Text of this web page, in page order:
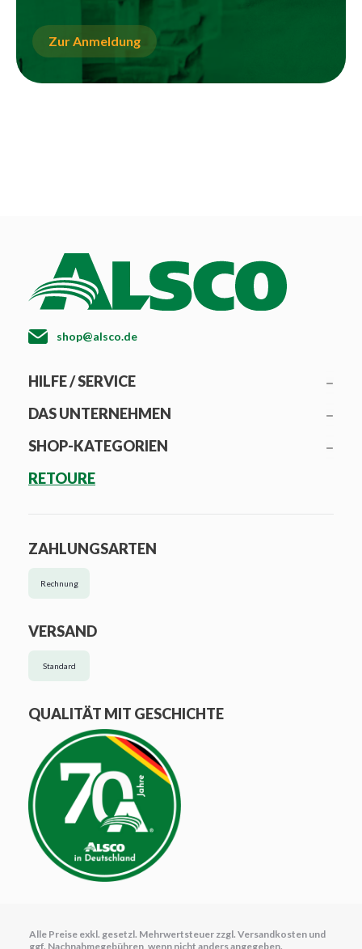
Zur Anmeldung
shop@alsco.de
HILFE / SERVICE
DAS UNTERNEHMEN
SHOP-KATEGORIEN
RETOURE
ZAHLUNGSARTEN
Rechnung
VERSAND
Standard
QUALITÄT MIT GESCHICHTE
Alle Preise exkl. gesetzl. Mehrwertsteuer zzgl. Versandkosten und
ggf. Nachnahmegebühren, wenn nicht anders angegeben.